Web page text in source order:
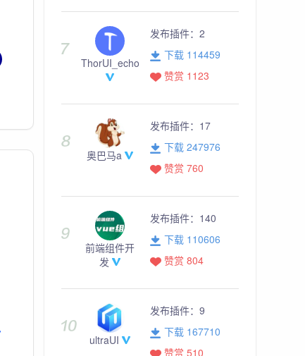
ThorUI_echo
发布插件： 2
下载 114459
赞赏 1123
奥巴马a
发布插件： 17
下载 247976
赞赏 760
前端组件开
发
发布插件： 140
下载 110606
赞赏 804
ultraUI
发布插件： 9
下载 167710
赞赏 510